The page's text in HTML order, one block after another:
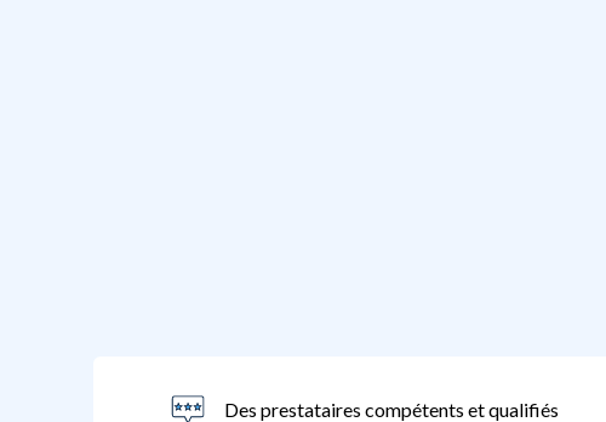
Des prestataires compétents et qualifiés